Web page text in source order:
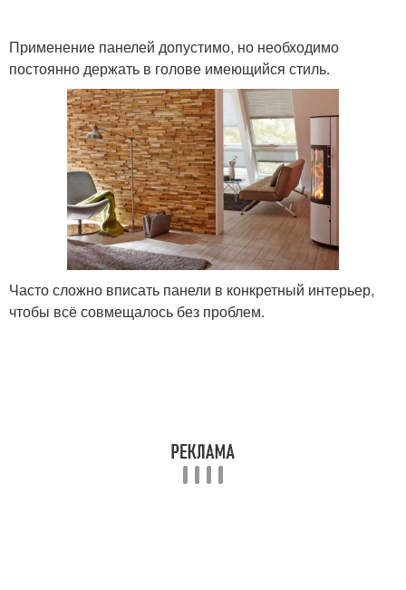
Применение панелей допустимо, но необходимо
постоянно держать в голове имеющийся стиль.
Часто сложно вписать панели в конкретный интерьер,
чтобы всё совмещалось без проблем.